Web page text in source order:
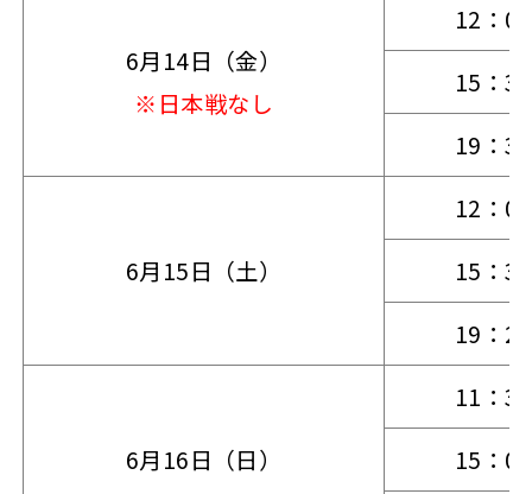
6月14日（金）
※日本戦なし
12：00
15：30
19：30
6月15日（土）
12：00
15：30
19：20
6月16日（日）
11：30
15：00